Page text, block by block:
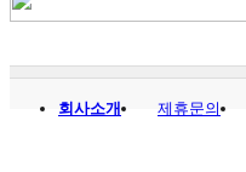
회사소개 제휴문의